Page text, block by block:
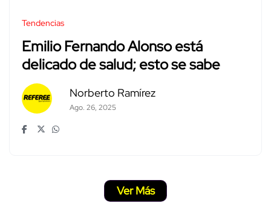
Tendencias
Emilio Fernando Alonso está
delicado de salud; esto se sabe
Norberto Ramírez
Ago. 26, 2025
Ver Más